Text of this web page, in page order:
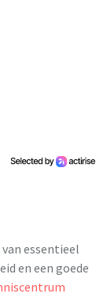
essentieel
en een goede